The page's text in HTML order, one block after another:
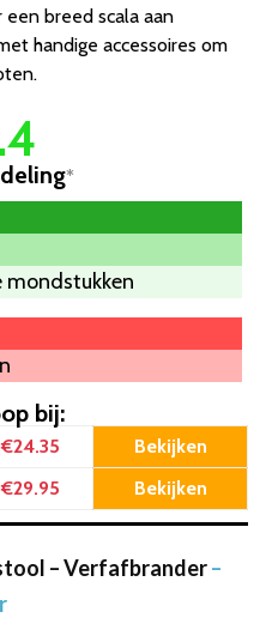
breed scala aan
handige accessoires om
*
mondstukken
bij:
€24.35 Bekijken
€29.95 Bekijken
– Verfafbrander–